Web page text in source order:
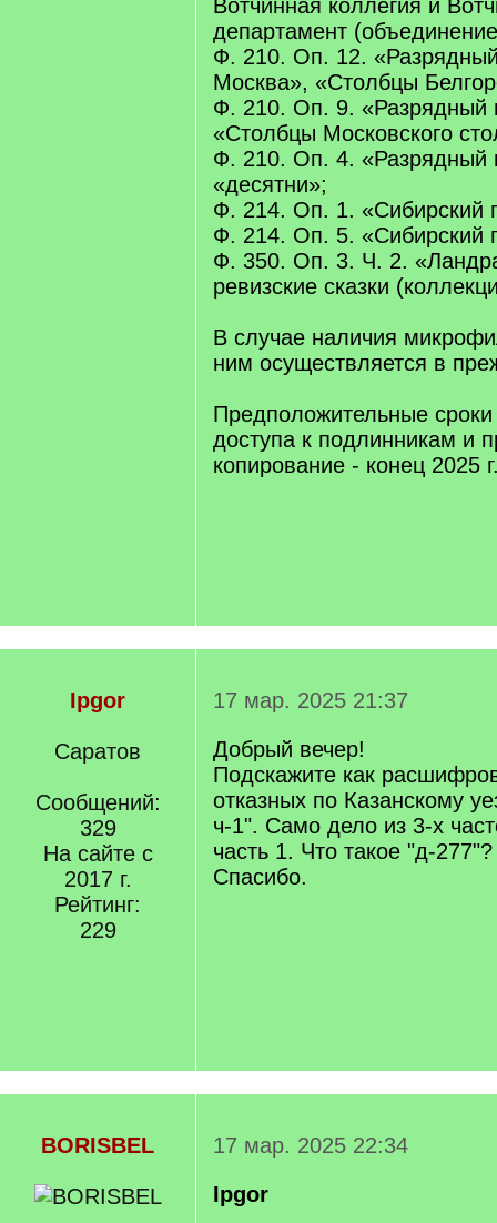
Вотчинная коллегия и
департамент
Ф. 210. Оп. 12. «Разрядный
Москва», «Столбцы
Ф. 210. Оп. 9. «Разрядный
«Столбцы Московского
Ф. 210. Оп. 4. «Разрядный
«десятни»;
Ф. 214. Оп. 1. «Сибирский
Ф. 214. Оп. 5. «Сибирский
Ф. 350. Оп. 3. Ч. 2.
ревизские сказки
В случае наличия
ним осуществляется в
Предположительные
доступа к подлинникам и
копирование - конец 2025
Ipgor
Саратов
Сообщений:
329
На сайте с
2017 г.
Рейтинг:
229
17 мар. 2025 21:37
Добрый вечер!
Подскажите как
отказных по Казанскому
ч-1". Само дело из 3-х
часть 1. Что такое "д-277"?
Спасибо.
BORISBEL
17 мар. 2025 22:34
Ipgor